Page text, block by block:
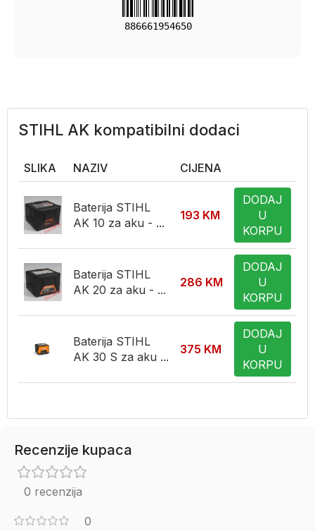
886661954650
STIHL AK kompatibilni dodaci
SLIKA NAZIV CIJENA
Baterija STIHL
AK 10 za aku - ...
193 KM
DODAJ
U
KORPU
Baterija STIHL
AK 20 za aku - ...
286 KM
DODAJ
U
KORPU
Baterija STIHL
AK 30 S za aku ...
375 KM
DODAJ
U
KORPU
Recenzije kupaca
0 recenzija
0